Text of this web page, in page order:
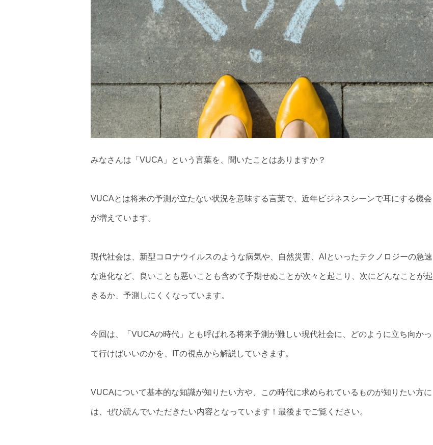
みなさんは「VUCA」という言葉を、聞いたことはありますか？
VUCAとは将来の予測が立たない状況を意味する言葉で、近年ビジネスシーンで耳にする機会
が増えています。
現代社会は、新型コロナウイルスのような病気や、自然災害、AIといったテクノロジーの急速
な進化など、良いことも悪いことも含めて予期せぬことが次々と起こり、次にどんなことが起
きるか、予測しにくくなっています。
今回は、「VUCAの時代」とも呼ばれる将来予測が難しい現代社会に、どのように立ち向かっ
て行けばいいのかを、ITの視点から解説していきます。
VUCAについて基本的な知識が知りたい方や、この時代に求められているものが知りたい方に
は、ぜひ読んでいただきたい内容となっています！最後までご覧ください。